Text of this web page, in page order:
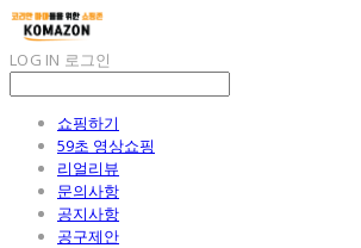
LOG IN 로그인
쇼핑하기
59초 영상쇼핑
리얼리뷰
문의사항
공지사항
공구제안